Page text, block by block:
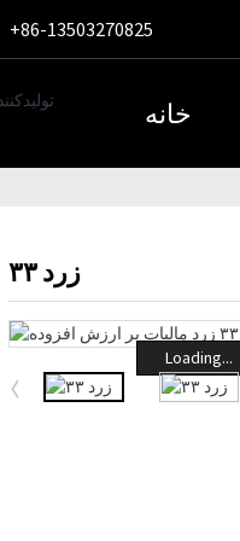
‎+86-13503270825‎
خانه
زرد ۳۳
Loading...